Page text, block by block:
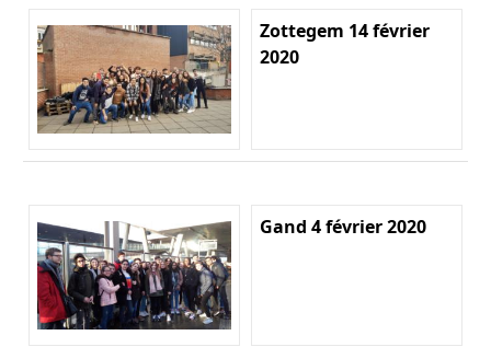
Zottegem 14 février
2020
Gand 4 février 2020